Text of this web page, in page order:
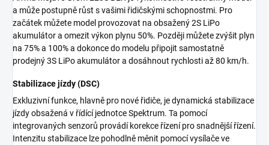
a může postupně růst s vašimi řidičskými schopnostmi. Pro
začátek můžete model provozovat na obsažený 2S LiPo
akumulátor a omezit výkon plynu 50%. Později můžete zvýšit plyn
na 75% a 100% a dokonce do modelu připojit samostatně
prodejný 3S LiPo akumulátor a dosáhnout rychlosti až 80 km/h.
Stabilizace jízdy (DSC)
Exkluzivní funkce, hlavně pro nové řidiče, je dynamická stabilizace
jízdy obsažená v řídící jednotce Spektrum. Ta pomocí
integrovaných senzorů provádí korekce řízení pro snadnější řízení.
Intenzitu stabilizace lze pohodlně měnit pomocí vysílače ve